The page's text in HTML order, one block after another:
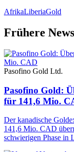
AfrikaLiberiaGold
Frühere
Pasofino Gold Ltd.
Pasofino Gold:
für 141,6 Mio.
Der kanadische
141,6 Mio. CAD
schwierigen Phase in